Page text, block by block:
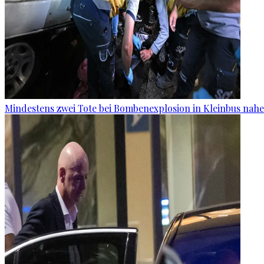
Mindestens zwei Tote bei Bombenexplosion in Kleinbus